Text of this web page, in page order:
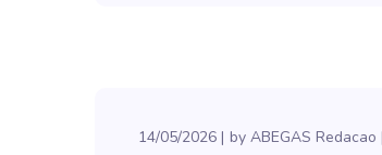
14/05/2026 by ABEGAS Redacao